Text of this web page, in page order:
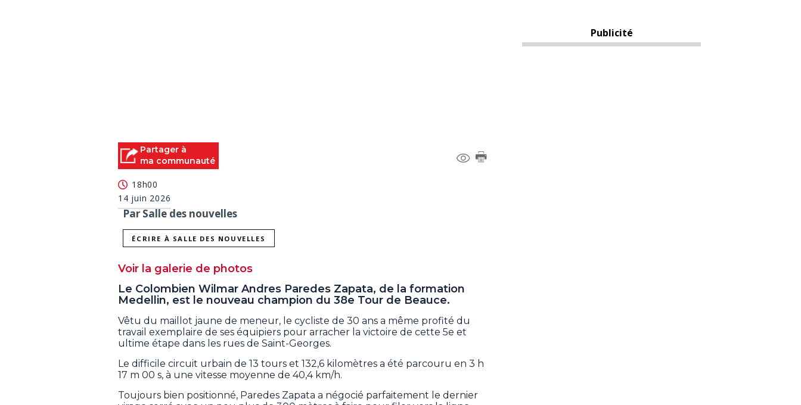
Partager à
ma communauté
18h00
14 juin 2026
Par Salle des nouvelles
ÉCRIRE À SALLE DES NOUVELLES
Voir la galerie de photos
Le Colombien Wilmar Andres Paredes Zapata, de la formation
Medellin, est le nouveau champion du 38e Tour de Beauce.
Vêtu du maillot jaune de meneur, le cycliste de 30 ans a même profité du
travail exemplaire de ses équipiers pour arracher la victoire de cette 5e et
ultime étape dans les rues de Saint-Georges.
Le difficile circuit urbain de 13 tours et 132,6 kilomètres a été parcouru en 3 h
17 m 00 s, à une vitesse moyenne de 40,4 km/h.
Toujours bien positionné, Paredes Zapata a négocié parfaitement le dernier
Publicité